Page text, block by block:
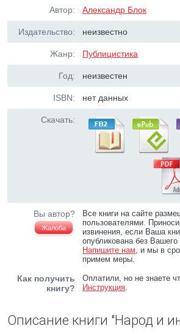
Автор: Александр Блок
Издательство: неизвестно
Жанр: Публицистика
Год: неизвестен
ISBN: нет данных
Скачать:
Вы автор?
Жалоба
Все книги на сайте
пользователями.
извинения, если Ваша
опубликована без Вашего
Напишите нам, и мы в
примем меры.
Как получить
книгу?
Оплатили, но не знаете
Инструкция.
Описание книги "Народ и